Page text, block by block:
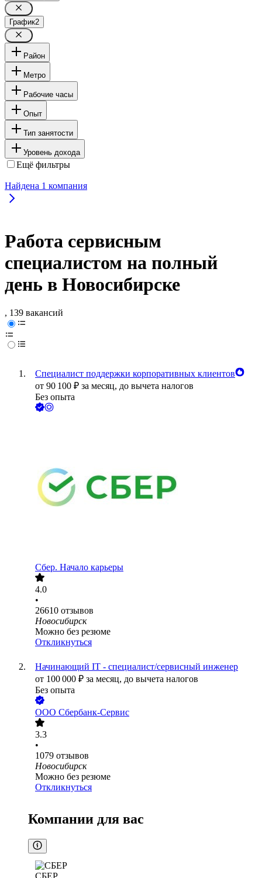
График2
Район
Метро
Рабочие часы
Опыт
Тип занятости
Уровень дохода
Ещё фильтры
Найдена 1 компания
Работа сервисным
специалистом на полный
день в Новосибирске
, 139 вакансий
Специалист поддержки корпоративных клиентов
от 90 100 ₽ за месяц, до вычета налогов
Без опыта
Сбер. Начало карьеры
4.0
•
26610 отзывов
Новосибирск
Можно без резюме
Откликнуться
Начинающий IT - специалист/сервисный инженер
от 100 000 ₽ за месяц, до вычета налогов
Без опыта
ООО Сбербанк-Сервис
3.3
•
1079 отзывов
Новосибирск
Можно без резюме
Откликнуться
Компании для вас